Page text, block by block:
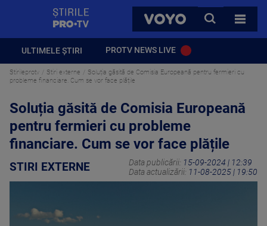
VOYO
CAUTA
TOATE
ULTIMELE ȘTIRI PROTV NEWS LIVE
Stirileprotv Stiri externe
Soluția găsită de Comisia Europeană pentru fermieri cu
probleme financiare. Cum se vor face plățile
Soluția găsită de Comisia Europeană
pentru fermieri cu probleme
financiare. Cum se vor face plățile
STIRI EXTERNE Data publicării: 15-09-2024 | 12:39
Data actualizării: 11-08-2025 | 19:50